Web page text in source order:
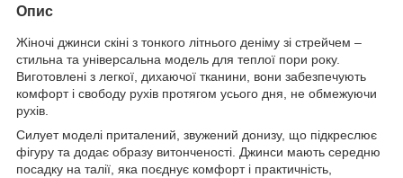
Опис
Жіночі джинси скіні з тонкого літнього деніму зі стрейчем –
стильна та універсальна модель для теплої пори року.
Виготовлені з легкої, дихаючої тканини, вони забезпечують
комфорт і свободу рухів протягом усього дня, не обмежуючи
рухів.
Силует моделі приталений, звужений донизу, що підкреслює
фігуру та додає образу витонченості. Джинси мають середню
посадку на талії, яка поєднує комфорт і практичність,